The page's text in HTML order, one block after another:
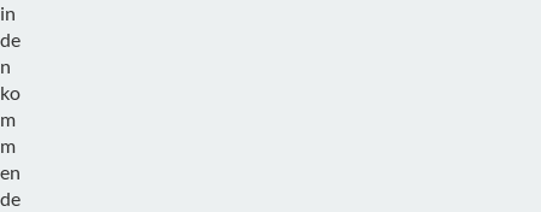
in
de
n
ko
m
m
en
de